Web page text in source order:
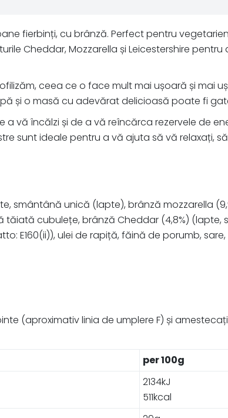
fierbinți, cu brânză. Perfect pentru
Cheddar, Mozzarella și Leicestershire
ceea ce o face mult mai ușoară și mai
și o masă cu adevărat delicioasă poate fi
încălzi și de a vă reîncărca rezervele de
sunt ideale pentru a vă ajuta să vă relaxați,
smântână unică (lapte), brânză mozzarella
cubulețe, brânză Cheddar (4,8%)
E160(ii)), ulei de rapiță, făină de porumb,
(aproximativ linia de umplere F) și
per 100g
2134kJ
511kcal